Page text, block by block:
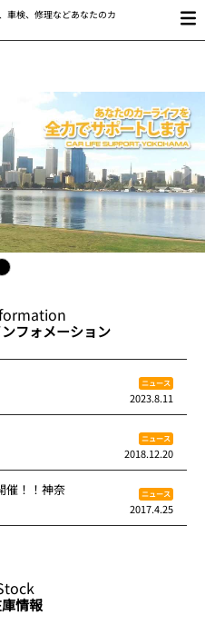
車検、修理などあなたのカ
フォメーション
ニュース
2023.8.11
ニュース
2018.12.20
催！！神奈
ニュース
2017.4.25
情報